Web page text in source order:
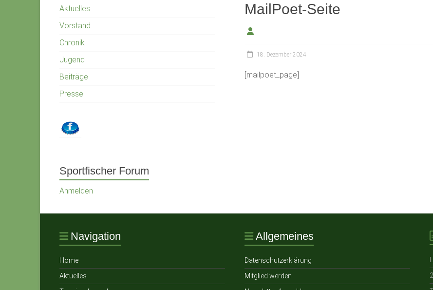
MailPoet-Seite
18. Dezember 2024
[mailpoet_page]
Aktuelles
Vorstand
Chronik
Jugend
Beiträge
Presse
Sportfischer Forum
Anmelden
Navigation
Home
Aktuelles
Allgemeines
Datenschutzerklärung
Mitglied werden